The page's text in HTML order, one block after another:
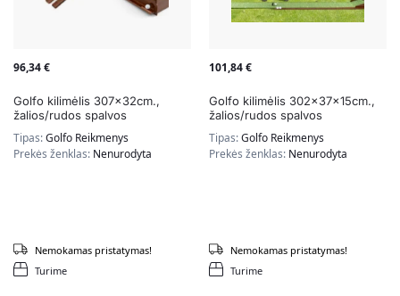
96,34€
Golfo kilimėlis 307x32cm.,
žalios/rudos spalvos
Tipas:Golfo Reikmenys
Prekės ženklas: Nenurodyta
Turime
Nemokamas pristatymas!
101,84€
Golfo kilimėlis 302x37x15cm.,
žalios/rudos spalvos
Tipas:Golfo Reikmenys
Prekės ženklas: Nenurodyta
Turime
Nemokamas pristatymas!